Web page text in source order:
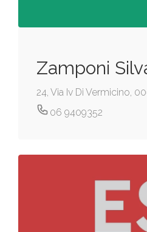
Zamponi
24, Via Iv Di Vermicino,
06 9409352